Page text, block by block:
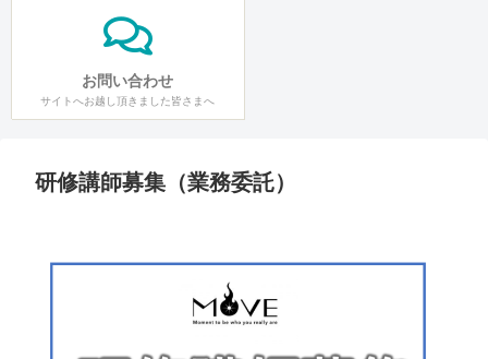
お問い合わせ
サイトへお越し頂きました皆さまへ
研修講師募集（業務委託）